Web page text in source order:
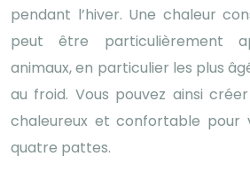
pendant l’hiver. Une chaleur
peut être particulièrement
animaux, en particulier les plus
au froid. Vous pouvez ainsi
chaleureux et confortable pour
quatre pattes.